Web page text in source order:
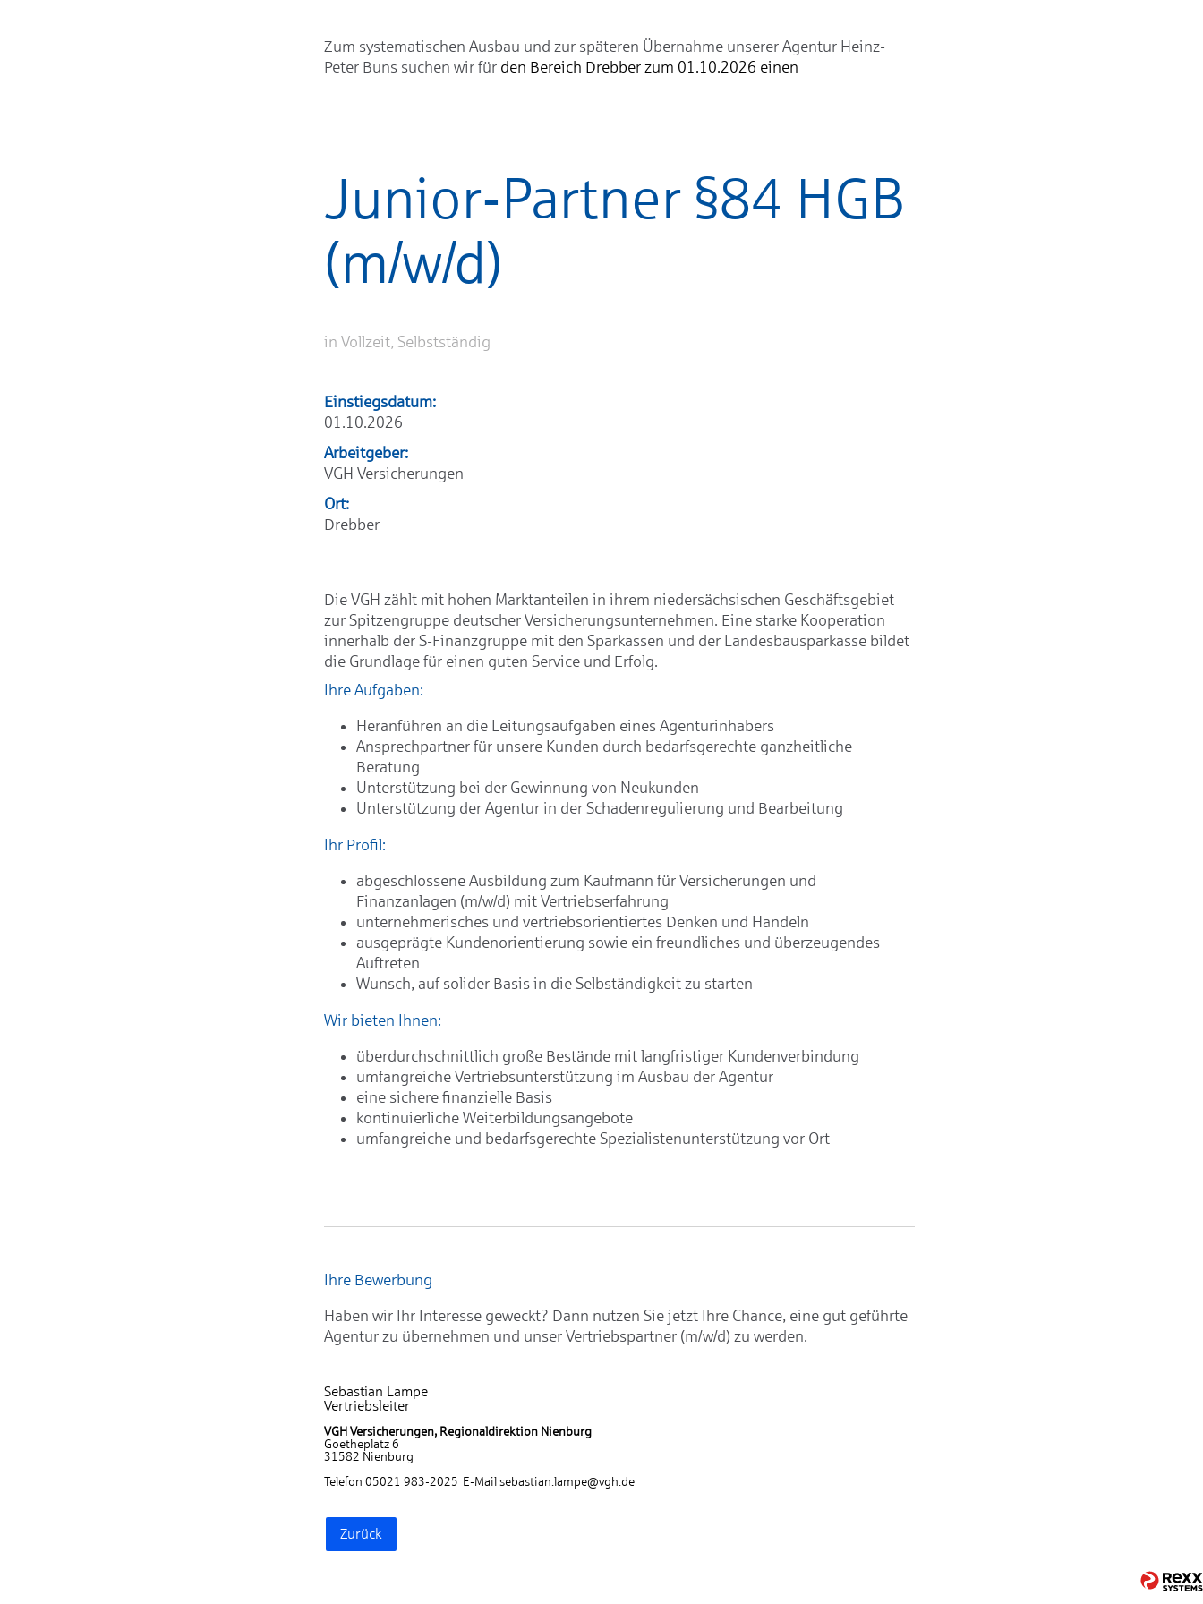
Zum systematischen Ausbau und zur späteren Übernahme unserer Agentur Heinz-
Peter Buns suchen wir für den Bereich Drebber zum 01.10.2026 einen
Junior-Partner §84 HGB
(m/w/d)
in Vollzeit, Selbstständig
Einstiegsdatum:
01.10.2026
Arbeitgeber:
VGH Versicherungen
Ort:
Drebber
Die VGH zählt mit hohen Marktanteilen in ihrem niedersächsischen Geschäftsgebiet
zur Spitzengruppe deutscher Versicherungsunternehmen. Eine starke Kooperation
innerhalb der S-Finanzgruppe mit den Sparkassen und der Landesbausparkasse bildet
die Grundlage für einen guten Service und Erfolg.
Ihre Aufgaben:
Heranführen an die Leitungsaufgaben eines Agenturinhabers
Ansprechpartner für unsere Kunden durch bedarfsgerechte ganzheitliche
Beratung
Unterstützung bei der Gewinnung von Neukunden
Unterstützung der Agentur in der Schadenregulierung und Bearbeitung
Ihr Profil:
abgeschlossene Ausbildung zum Kaufmann für Versicherungen und
Finanzanlagen (m/w/d) mit Vertriebserfahrung
unternehmerisches und vertriebsorientiertes Denken und Handeln
ausgeprägte Kundenorientierung sowie ein freundliches und überzeugendes
Auftreten
Wunsch, auf solider Basis in die Selbständigkeit zu starten
Wir bieten Ihnen:
überdurchschnittlich große Bestände mit langfristiger Kundenverbindung
umfangreiche Vertriebsunterstützung im Ausbau der Agentur
eine sichere finanzielle Basis
kontinuierliche Weiterbildungsangebote
umfangreiche und bedarfsgerechte Spezialistenunterstützung vor Ort
Ihre Bewerbung
Haben wir Ihr Interesse geweckt? Dann nutzen Sie jetzt Ihre Chance, eine gut geführte
Agentur zu übernehmen und unser Vertriebspartner (m/w/d) zu werden.
Sebastian Lampe
Vertriebsleiter
VGH Versicherungen, Regionaldirektion Nienburg
Goetheplatz 6
31582 Nienburg
Telefon 05021 983-2025 E-Mail sebastian.lampe@vgh.de
Zurück